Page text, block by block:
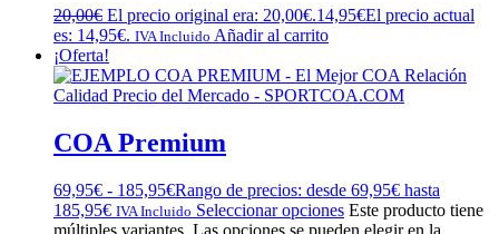
20,00€ El precio original era: 20,00€.14,95€El precio actual
es: 14,95€. IVA Incluido Añadir al carrito
¡Oferta!
COA Premium
69,95€ - 185,95€Rango de precios: desde 69,95€ hasta
185,95€ IVA Incluido Seleccionar opciones Este producto tiene
múltiples variantes. Las opciones se pueden elegir en la